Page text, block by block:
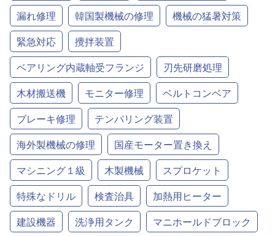
漏れ修理
韓国製機械の修理
機械の猛暑対策
緊急対応
攪拌装置
ベアリング内蔵軸受フランジ
刃先研磨処理
木材搬送機
モニター修理
ベルトコンベア
ブレーキ修理
テンパリング装置
海外製機械の修理
国産モーター置き換え
マシニング１級
木製機械
スプロケット
特殊なドリル
検査治具
加熱用ヒーター
建設機器
洗浄用タンク
マニホールドブロック